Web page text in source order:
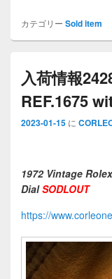
カテゴリー Sold item
入荷情報
REF.1675
2023-01-15 に
1972 Vintage
DialSODLOUT
https://